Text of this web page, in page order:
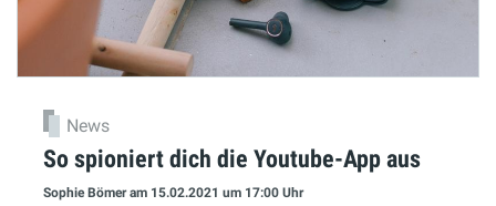
News
So spioniert dich die Youtube-App aus
Sophie Bömeram 15.02.2021 um 17:00 Uhr